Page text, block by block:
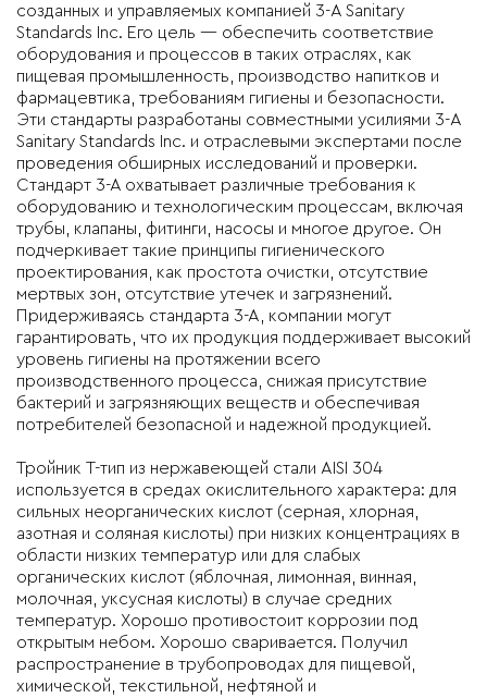
созданных и управляемых компанией 3-A Sanitary
Standards Inc. Его цель — обеспечить соответствие
оборудования и процессов в таких отраслях, как
пищевая промышленность, производство напитков и
фармацевтика, требованиям гигиены и безопасности.
Эти стандарты разработаны совместными усилиями 3-A
Sanitary Standards Inc. и отраслевыми экспертами после
проведения обширных исследований и проверки.
Стандарт 3-А охватывает различные требования к
оборудованию и технологическим процессам, включая
трубы, клапаны, фитинги, насосы и многое другое. Он
подчеркивает такие принципы гигиенического
проектирования, как простота очистки, отсутствие
мертвых зон, отсутствие утечек и загрязнений.
Придерживаясь стандарта 3-А, компании могут
гарантировать, что их продукция поддерживает высокий
уровень гигиены на протяжении всего
производственного процесса, снижая присутствие
бактерий и загрязняющих веществ и обеспечивая
потребителей безопасной и надежной продукцией.
Тройник T-тип из нержавеющей стали AISI 304
используется в средах окислительного характера: для
сильных неорганических кислот (серная, хлорная,
азотная и соляная кислоты) при низких концентрациях в
области низких температур или для слабых
органических кислот (яблочная, лимонная, винная,
молочная, уксусная кислоты) в случае средних
температур. Хорошо противостоит коррозии под
открытым небом. Хорошо сваривается. Получил
распространение в трубопроводах для пищевой,
химической, текстильной, нефтяной и